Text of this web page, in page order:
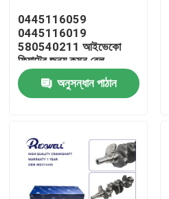
পণ্য
ভিডিও
0445116059
0445116019
580540211 আইভেকো
ফিয়াটের জন্য কমন রেল
ইনজেক্টর
অনুসন্ধান পাঠান